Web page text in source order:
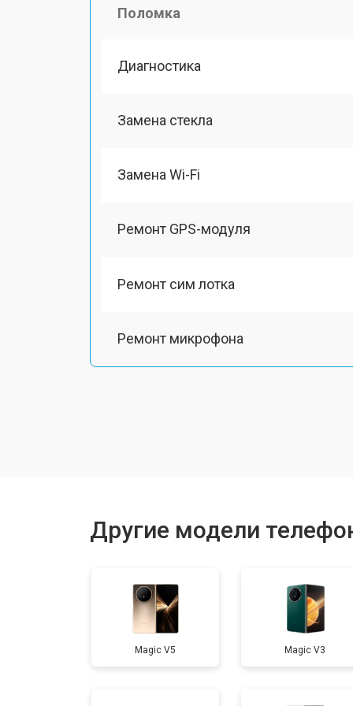
Поломка
Диагностика
Замена стекла
Замена Wi-Fi
Ремонт GPS-модуля
Ремонт сим лотка
Ремонт микрофона
Замена задней крышки
Замена дисплея (экрана)
Другие модели
Magic V5 Magic V3